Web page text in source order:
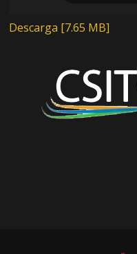
Descarga [7.65 MB]